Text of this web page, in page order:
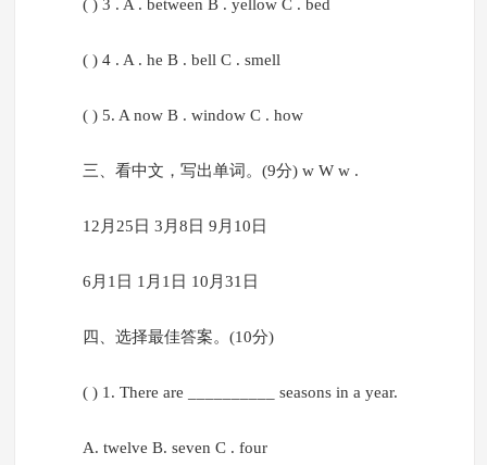
( ) 3 . A . between B . yellow C . bed
( ) 4 . A . he B . bell C . smell
( ) 5. A now B . window C . how
三、看中文，写出单词。(9分) w W w .
12月25日 3月8日 9月10日
6月1日 1月1日 10月31日
四、选择最佳答案。(10分)
( ) 1. There are __________ seasons in a year.
A. twelve B. seven C . four